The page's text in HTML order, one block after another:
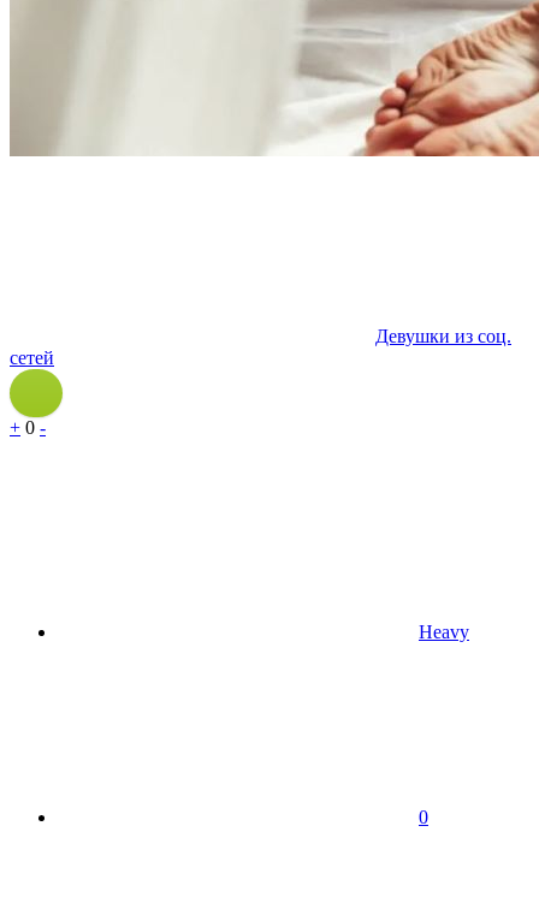
Девушки из соц.
сетей
+ 0 -
Heavy
0